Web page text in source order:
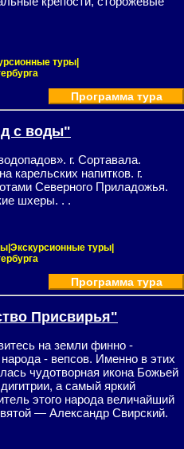
туры|
Программа тура
с воды"
г. Сортавала.
карельских напитков. г.
Северного Приладожья.
шхеры. . .
туры|
Программа тура
Присвирья"
на земли финно -
народа - вепсов. Именно в этих
чудотворная икона Божьей
а самый яркий
этого народа величайший
— Александр Свирский.